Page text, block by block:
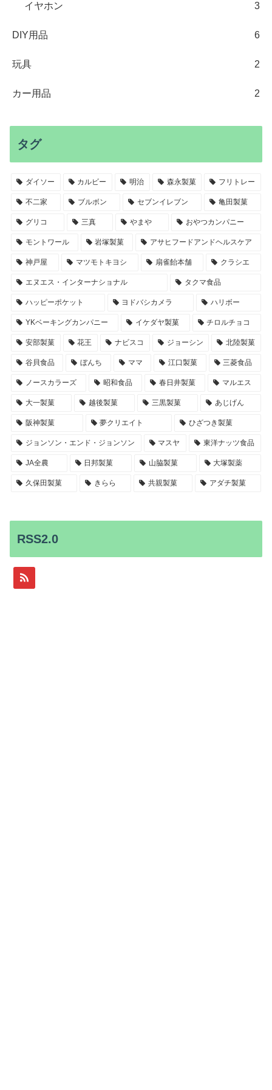
イヤホン 3
DIY用品 6
玩具 2
カー用品 2
タグ
ダイソー カルビー 明治 森永製菓 フリトレー
不二家 ブルボン セブンイレブン 亀田製菓
グリコ 三真 やまや おやつカンパニー
モントワール 岩塚製菓 アサヒフードアンドヘルスケア
神戸屋 マツモトキヨシ 扇雀飴本舗 クラシエ
エヌエス・インターナショナル タクマ食品
ハッピーポケット ヨドバシカメラ ハリボー
YKベーキングカンパニー イケダヤ製菓 チロルチョコ
安部製菓 花王 ナビスコ ジョーシン 北陸製菓
谷貝食品 ぼんち ママ 江口製菓 三菱食品
ノースカラーズ 昭和食品 春日井製菓 マルエス
大一製菓 越後製菓 三黒製菓 あじげん
阪神製菓 夢クリエイト ひざつき製菓
ジョンソン・エンド・ジョンソン マスヤ 東洋ナッツ食品
JA全農 日邦製菓 山脇製菓 大塚製薬
久保田製菓 きらら 共親製菓 アダチ製菓
RSS2.0